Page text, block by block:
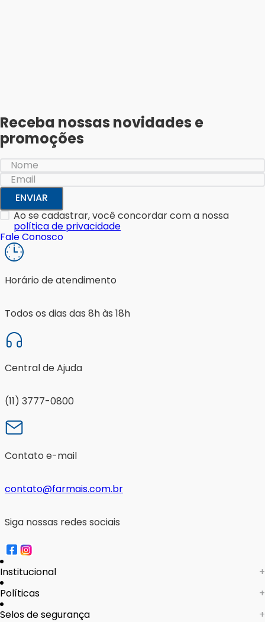
Receba nossas novidades e
promoções
ENVIAR
Ao se cadastrar, você concordar com a nossa
política de privacidade
Fale Conosco
Horário de atendimento
Todos os dias das 8h às 18h
Central de Ajuda
(11) 3777-0800
Contato e-mail
contato@farmais.com.br
Siga nossas redes sociais
Institucional +
Institucional
Quem Somos
Fale conosco
Nossas lojas
Políticas +
Informações
Política de Envio
Selos de segurança
+